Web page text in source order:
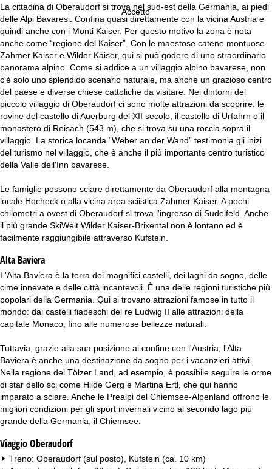
Accetto
a
g
e
La cittadina di Oberaudorf si trova nel sud-est della Germania, ai piedi
delle Alpi Bavaresi. Confina quasi direttamente con la vicina Austria e
quindi anche con i Monti Kaiser. Per questo motivo la zona è nota
anche come “regione del Kaiser”. Con le maestose catene montuose
Zahmer Kaiser e Wilder Kaiser, qui si può godere di uno straordinario
panorama alpino. Come si addice a un villaggio alpino bavarese, non
c'è solo uno splendido scenario naturale, ma anche un grazioso centro
del paese e diverse chiese cattoliche da visitare. Nei dintorni del
piccolo villaggio di Oberaudorf ci sono molte attrazioni da scoprire: le
rovine del castello di Auerburg del XII secolo, il castello di Urfahrn o il
monastero di Reisach (543 m), che si trova su una roccia sopra il
villaggio. La storica locanda “Weber an der Wand” testimonia gli inizi
del turismo nel villaggio, che è anche il più importante centro turistico
della Valle dell'Inn bavarese.
Le famiglie possono sciare direttamente da Oberaudorf alla montagna
locale Hocheck o alla vicina area sciistica Zahmer Kaiser. A pochi
chilometri a ovest di Oberaudorf si trova l'ingresso di Sudelfeld. Anche
il più grande SkiWelt Wilder Kaiser-Brixental non è lontano ed è
facilmente raggiungibile attraverso Kufstein.
Alta Baviera
L'Alta Baviera è la terra dei magnifici castelli, dei laghi da sogno, delle
cime innevate e delle città incantevoli. È una delle regioni turistiche più
popolari della Germania. Qui si trovano attrazioni famose in tutto il
mondo: dai castelli fiabeschi del re Ludwig II alle attrazioni della
capitale Monaco, fino alle numerose bellezze naturali.
Tuttavia, grazie alla sua posizione al confine con l'Austria, l'Alta
Baviera è anche una destinazione da sogno per i vacanzieri attivi.
Nella regione del Tölzer Land, ad esempio, è possibile seguire le orme
di star dello sci come Hilde Gerg e Martina Ertl, che qui hanno
imparato a sciare. Anche le Prealpi del Chiemsee-Alpenland offrono le
migliori condizioni per gli sport invernali vicino al secondo lago più
grande della Germania, il Chiemsee.
Viaggio Oberaudorf
Treno: Oberaudorf (sul posto), Kufstein (ca. 10 km)